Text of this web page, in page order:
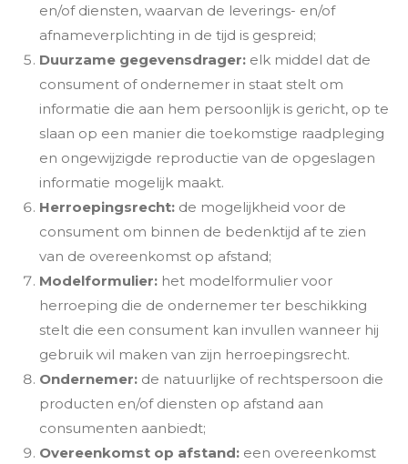
en/of diensten, waarvan de leverings- en/of
afnameverplichting in de tijd is gespreid;
Duurzame gegevensdrager: elk middel dat de
consument of ondernemer in staat stelt om
informatie die aan hem persoonlijk is gericht, op te
slaan op een manier die toekomstige raadpleging
en ongewijzigde reproductie van de opgeslagen
informatie mogelijk maakt.
Herroepingsrecht: de mogelijkheid voor de
consument om binnen de bedenktijd af te zien
van de overeenkomst op afstand;
Modelformulier: het modelformulier voor
herroeping die de ondernemer ter beschikking
stelt die een consument kan invullen wanneer hij
gebruik wil maken van zijn herroepingsrecht.
Ondernemer: de natuurlijke of rechtspersoon die
producten en/of diensten op afstand aan
consumenten aanbiedt;
Overeenkomst op afstand: een overeenkomst